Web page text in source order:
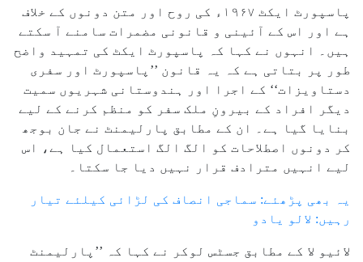
پاسپورٹ ایکٹ ۱۹۶۷ء کی روح اور متن دونوں کے خلاف
ہے اور اس کے آئینی و قانونی مضمرات سامنے آ سکتے
ہیں۔ انہوں نے کہا کہ پاسپورٹ ایکٹ کی تمہید واضح
طور پر بتاتی ہے کہ یہ قانون ’’پاسپورٹ اور سفری
دستاویزات‘‘ کے اجرا اور ہندوستانی شہریوں سمیت
دیگر افراد کے بیرونِ ملک سفر کو منظم کرنے کے لیے
بنایا گیا ہے۔ ان کے مطابق پارلیمنٹ نے جان بوجھ
کر دونوں اصطلاحات کو الگ الگ استعمال کیا ہے، اس
لیے انہیں مترادف قرار نہیں دیا جا سکتا۔
یہ بھی پڑھئے: سماجی انصاف کی لڑائی کیلئے تیار
رہیں: لالو یادو
لائیو لا کے مطابق جسٹس لوکر نے کہا کہ ’’پارلیمنٹ